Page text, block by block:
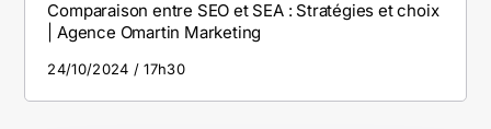
Comparaison entre SEO et SEA : Stratégies et choix
| Agence Omartin Marketing
24/10/2024 17h30